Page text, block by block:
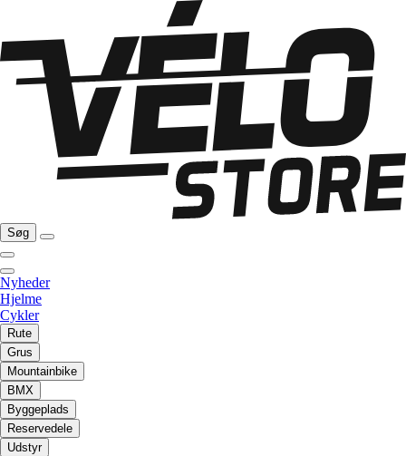
Søg
Nyheder
Hjelme
Cykler
Rute
Grus
Mountainbike
BMX
Byggeplads
Reservedele
Udstyr